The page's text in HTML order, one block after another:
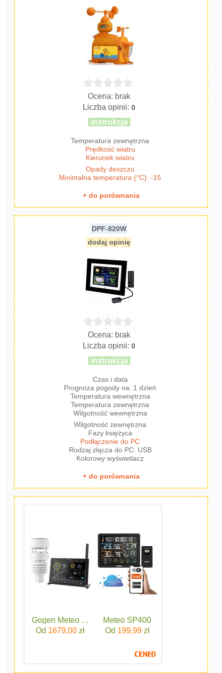
Ocena: brak
Liczba opinii:0
instrukcja
Temperatura zewnętrzna
Prędkość wiatru
Kierunek wiatru
Opady deszczu
Minimalna temperatura (°C): -15
+ do porównania
DPF-820W
dodaj opinię
Ocena: brak
Liczba opinii:0
instrukcja
Czas i data
Prognoza pogody na: 1 dzień
Temperatura wewnętrzna
Temperatura zewnętrzna
Wilgotność wewnętrzna
Wilgotność zewnętrzna
Fazy księżyca
Podłączenie do PC
Rodzaj złącza do PC: USB
Kolorowy wyświetlacz
+ do porównania
Gogen Meteo ME 9900
Od 1679,00 zł
Meteo SP400
Od 199,99zł